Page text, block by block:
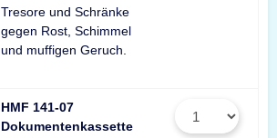
Tresore und Schränke
gegen Rost, Schimmel
und muffigen Geruch.
HMF 141-07
Dokumentenkassette